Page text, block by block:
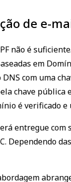
de e-
não é
em
com uma
chave pública
é verificado e
entregue
Dependendo